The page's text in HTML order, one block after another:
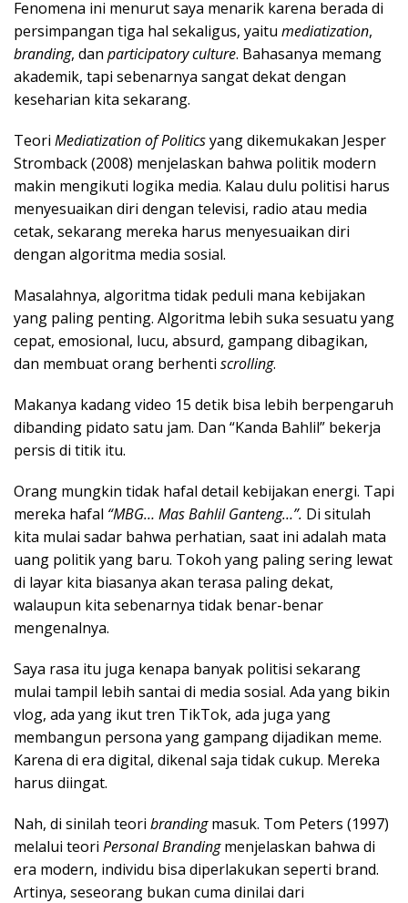
Fenomena ini menurut saya menarik karena berada di
persimpangan tiga hal sekaligus, yaitu mediatization,
branding, dan participatory culture. Bahasanya memang
akademik, tapi sebenarnya sangat dekat dengan
keseharian kita sekarang.
Teori Mediatization of Politicsyang dikemukakan Jesper
Stromback (2008) menjelaskan bahwa politik modern
makin mengikuti logika media. Kalau dulu politisi harus
menyesuaikan diri dengan televisi, radio atau media
cetak, sekarang mereka harus menyesuaikan diri
dengan algoritma media sosial.
Masalahnya, algoritma tidak peduli mana kebijakan
yang paling penting. Algoritma lebih suka sesuatu yang
cepat, emosional, lucu, absurd, gampang dibagikan,
dan membuat orang berhenti scrolling.
Makanya kadang video 15 detik bisa lebih berpengaruh
dibanding pidato satu jam. Dan “Kanda Bahlil” bekerja
persis di titik itu.
Orang mungkin tidak hafal detail kebijakan energi. Tapi
mereka hafal “MBG… Mas Bahlil Ganteng…”. Di situlah
kita mulai sadar bahwa perhatian, saat ini adalah mata
uang politik yang baru. Tokoh yang paling sering lewat
di layar kita biasanya akan terasa paling dekat,
walaupun kita sebenarnya tidak benar-benar
mengenalnya.
Saya rasa itu juga kenapa banyak politisi sekarang
mulai tampil lebih santai di media sosial. Ada yang bikin
vlog, ada yang ikut tren TikTok, ada juga yang
membangun persona yang gampang dijadikan meme.
Karena di era digital, dikenal saja tidak cukup. Mereka
harus diingat.
Nah, di sinilah teori brandingmasuk. Tom Peters (1997)
melalui teori Personal Brandingmenjelaskan bahwa di
era modern, individu bisa diperlakukan seperti brand.
Artinya, seseorang bukan cuma dinilai dari